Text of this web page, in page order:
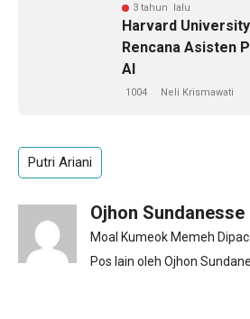
3 tahun lalu
Harvard
Rencana Asisten
AI
1004 Neli Krismawati
Putri Ariani
Ojhon Sundanesse
Moal Kumeok Memeh
Pos lain oleh Ojhon